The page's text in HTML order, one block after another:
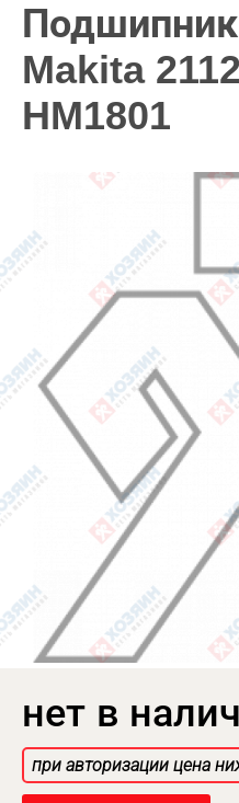
Makita
HM1801
нет в
при авторизации цена